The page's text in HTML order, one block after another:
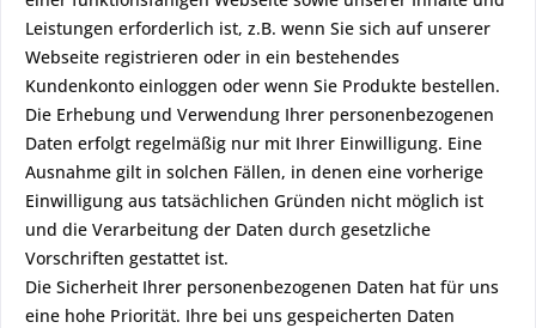
Leistungen erforderlich ist, z.B. wenn Sie sich auf unserer
Webseite registrieren oder in ein bestehendes
Kundenkonto einloggen oder wenn Sie Produkte bestellen.
Die Erhebung und Verwendung Ihrer personenbezogenen
Daten erfolgt regelmäßig nur mit Ihrer Einwilligung. Eine
Ausnahme gilt in solchen Fällen, in denen eine vorherige
Einwilligung aus tatsächlichen Gründen nicht möglich ist
und die Verarbeitung der Daten durch gesetzliche
Vorschriften gestattet ist.
Die Sicherheit Ihrer personenbezogenen Daten hat für uns
eine hohe Priorität. Ihre bei uns gespeicherten Daten